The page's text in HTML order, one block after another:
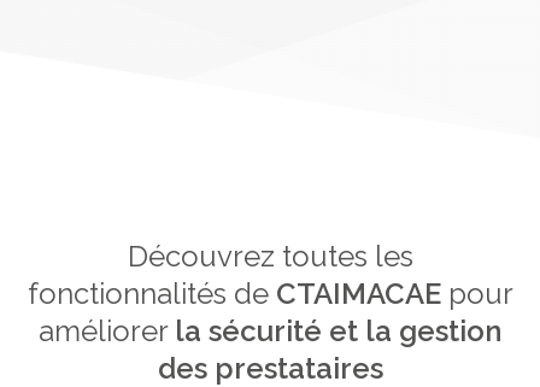
Découvrez toutes les
fonctionnalités de CTAIMACAE pour
améliorer la sécurité et la gestion
des prestataires